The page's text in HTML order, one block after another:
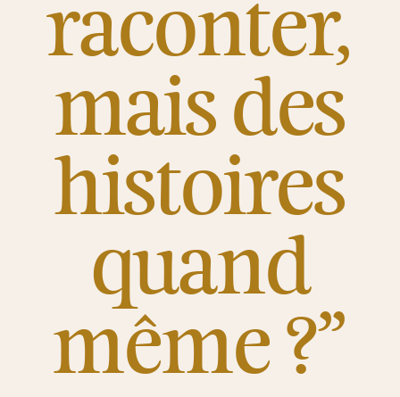
raconter,
mais des
histoires
quand
même ?”